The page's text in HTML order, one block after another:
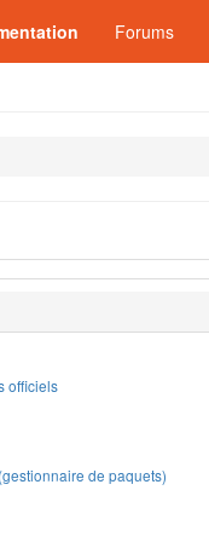
Forums
officiels
de paquets)